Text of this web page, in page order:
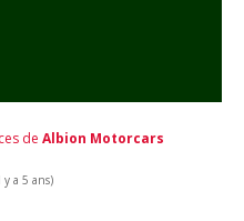
deAlbion Motorcars
a 5 ans)